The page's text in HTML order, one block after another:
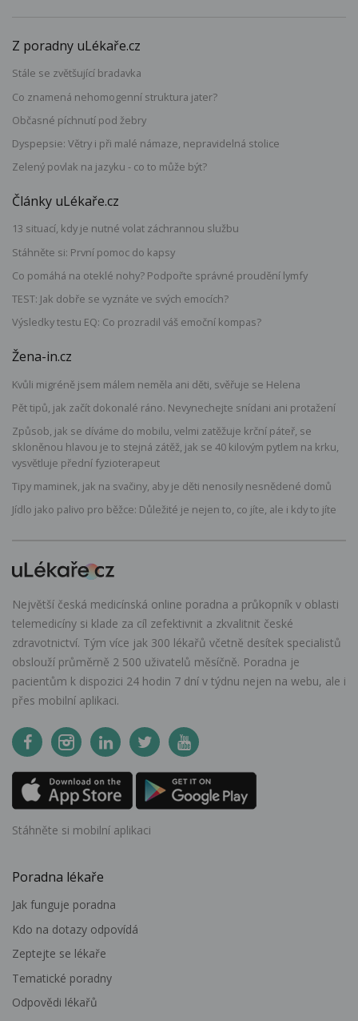
Z poradny uLékaře.cz
Stále se zvětšující bradavka
Co znamená nehomogenní struktura jater?
Občasné píchnutí pod žebry
Dyspepsie: Větry i při malé námaze, nepravidelná stolice
Zelený povlak na jazyku - co to může být?
Články uLékaře.cz
13 situací, kdy je nutné volat záchrannou službu
Stáhněte si: První pomoc do kapsy
Co pomáhá na oteklé nohy? Podpořte správné proudění lymfy
TEST: Jak dobře se vyznáte ve svých emocích?
Výsledky testu EQ: Co prozradil váš emoční kompas?
Žena-in.cz
Kvůli migréně jsem málem neměla ani děti, svěřuje se Helena
Pět tipů, jak začít dokonalé ráno. Nevynechejte snídani ani protažení
Způsob, jak se díváme do mobilu, velmi zatěžuje krční páteř, se
skloněnou hlavou je to stejná zátěž, jak se 40 kilovým pytlem na krku,
vysvětluje přední fyzioterapeut
Tipy maminek, jak na svačiny, aby je děti nenosily nesnědené domů
Jídlo jako palivo pro běžce: Důležité je nejen to, co jíte, ale i kdy to jíte
Největší česká medicínská online poradna a průkopník v oblasti
telemedicíny si klade za cíl zefektivnit a zkvalitnit české
zdravotnictví. Tým více jak 300 lékařů včetně desítek specialistů
obslouží průměrně 2 500 uživatelů měsíčně. Poradna je
pacientům k dispozici 24 hodin 7 dní v týdnu nejen na webu, ale i
přes mobilní aplikaci.
Stáhněte si mobilní aplikaci
Poradna lékaře
Jak funguje poradna
Kdo na dotazy odpovídá
Zeptejte se lékaře
Tematické poradny
Odpovědi lékařů